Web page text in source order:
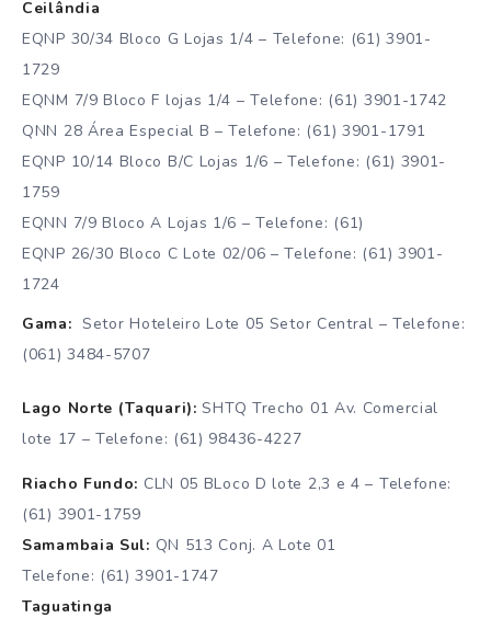
Ceilândia
EQNP 30/34 Bloco G Lojas 1/4 – Telefone: (61) 3901-
1729
EQNM 7/9 Bloco F lojas 1/4 – Telefone: (61) 3901-1742
QNN 28 Área Especial B – Telefone: (61) 3901-1791
EQNP 10/14 Bloco B/C Lojas 1/6 – Telefone: (61) 3901-
1759
EQNN 7/9 Bloco A Lojas 1/6 – Telefone: (61)
EQNP 26/30 Bloco C Lote 02/06 – Telefone: (61) 3901-
1724
Gama: Setor Hoteleiro Lote 05 Setor Central – Telefone:
(061) 3484-5707
Lago Norte (Taquari):SHTQ Trecho 01 Av. Comercial
lote 17 – Telefone: (61) 98436-4227
Riacho Fundo: CLN 05 BLoco D lote 2,3 e 4 – Telefone:
(61) 3901-1759
Samambaia Sul: QN 513 Conj. A Lote 01
Telefone: (61) 3901-1747
Taguatinga